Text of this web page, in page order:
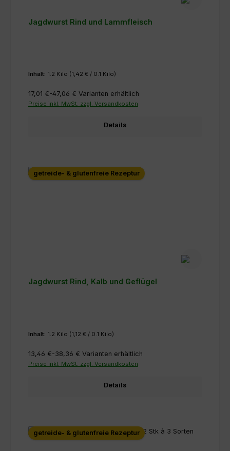
Jagdwurst Rind und Lammfleisch
Inhalt: 1.2 Kilo (1,42 € / 0.1 Kilo)
17,01 €-47,06 € Varianten erhältlich
Preise inkl. MwSt. zzgl. Versandkosten
Details
getreide- & glutenfreie Rezeptur
Jagdwurst Rind, Kalb und Geflügel
Inhalt: 1.2 Kilo (1,12 € / 0.1 Kilo)
13,46 €-38,36 € Varianten erhältlich
Preise inkl. MwSt. zzgl. Versandkosten
Details
getreide- & glutenfreie Rezeptur